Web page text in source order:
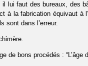
il lui faut des bureaux, des
à la fabrication équivaut
sont dans l’erreur.
de bons procédés : “L’âge